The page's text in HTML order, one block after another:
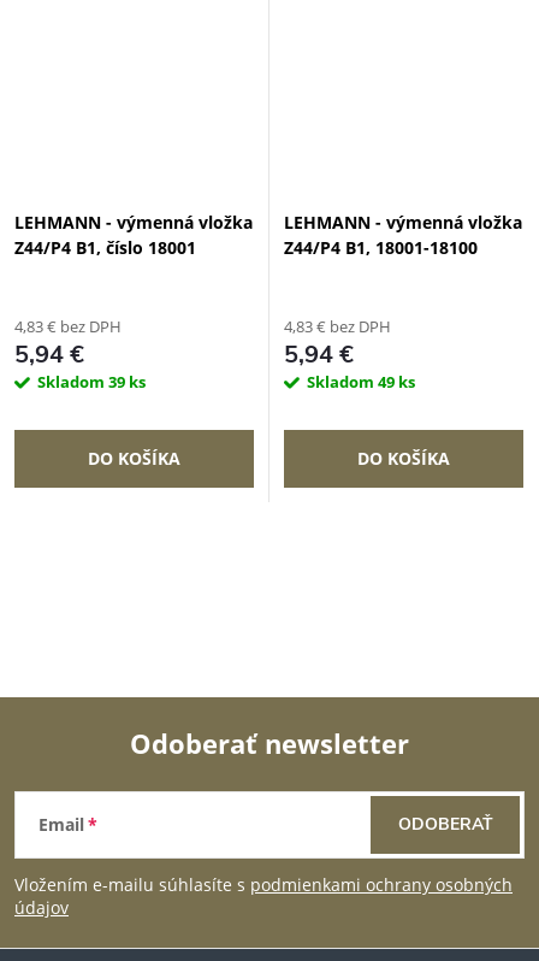
LEHMANN - výmenná vložka
Z44/P4 B1, číslo 18001
4,83 € bez DPH
5,94 €
Skladom 39 ks
DO KOŠÍKA
LEHMANN - výmenná vložka
Z44/P4 B1, 18001-18100
4,83 € bez DPH
5,94 €
Skladom 49 ks
DO KOŠÍKA
Z
á
p
Odoberať newsletter
Email
Vložením e-mailu súhlasíte s podmienkami ochrany osobných
údajov
ODOBERAŤ